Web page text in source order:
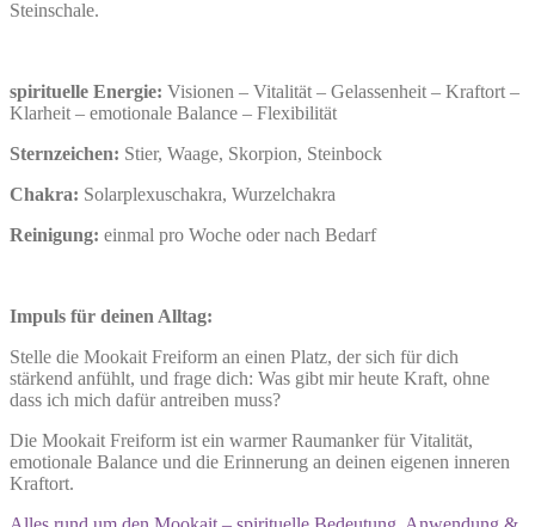
Steinschale.
spirituelle Energie: Visionen – Vitalität – Gelassenheit – Kraftort –
Klarheit – emotionale Balance – Flexibilität
Sternzeichen: Stier, Waage, Skorpion, Steinbock
Chakra: Solarplexuschakra, Wurzelchakra
Reinigung: einmal pro Woche oder nach Bedarf
Impuls für deinen Alltag:
Stelle die Mookait Freiform an einen Platz, der sich für dich
stärkend anfühlt, und frage dich: Was gibt mir heute Kraft, ohne
dass ich mich dafür antreiben muss?
Die Mookait Freiform ist ein warmer Raumanker für Vitalität,
emotionale Balance und die Erinnerung an deinen eigenen inneren
Kraftort.